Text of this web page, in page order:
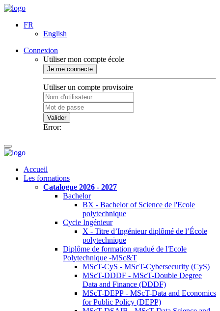
FR
English
Connexion
Utiliser mon compte école
Je me connecte
Utiliser un compte provisoire
Valider
Error:
Accueil
Les formations
Catalogue 2026 - 2027
Bachelor
BX - Bachelor of Science de l'Ecole
polytechnique
Cycle Ingénieur
X - Titre d’Ingénieur diplômé de l’École
polytechnique
Diplôme de formation gradué de l'Ecole
Polytechnique -MSc&T
MScT-CyS - MScT-Cybersecurity (CyS)
MScT-DDDF - MScT-Double Degree
Data and Finance (DDDF)
MScT-DEPP - MScT-Data and Economics
for Public Policy (DEPP)